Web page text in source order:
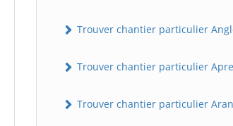
Trouver chantier particulier
Trouver chantier particulier
Trouver chantier particulier